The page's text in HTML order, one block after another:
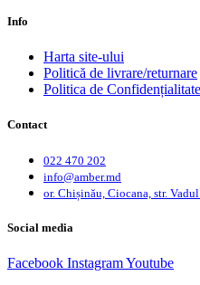
Info
Harta site-ului
Politică de livrare/returnare
Politica de
Contact
022 470 202
info@amber.md
or. Chișinău, Ciocana, str.
Social media
Facebook InstagramYoutube